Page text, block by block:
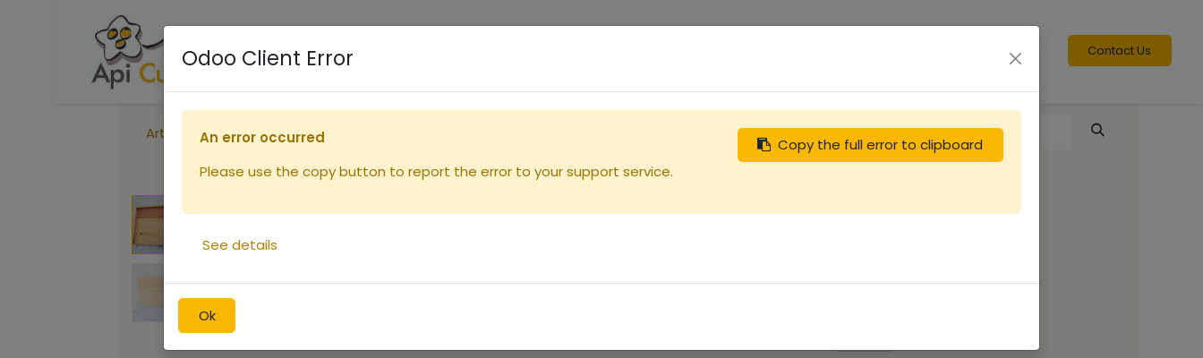
Accueil Boutique Contact Us
Articles Partition
Partition
Odoo Client Error
Ok
Copy the full error to clipboard
An error occurred
Please use the copy button to report the error to your support service.
See details